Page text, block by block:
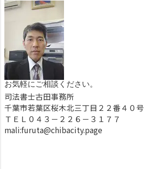
お気軽にご相談ください。
司法書士古田事務所
千葉市若葉区桜木北三丁目２２番４０号
ＴＥＬ０４３－２２６－３１７７
mali:furuta@chibacity.page